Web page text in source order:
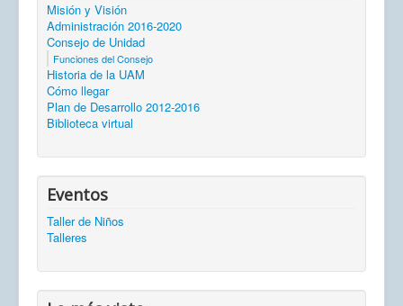
Misión y Visión
Administración 2016-2020
Consejo de Unidad
Funciones del Consejo
Historia de la UAM
Cómo llegar
Plan de Desarrollo 2012-2016
Biblioteca virtual
Eventos
Taller de Niños
Talleres